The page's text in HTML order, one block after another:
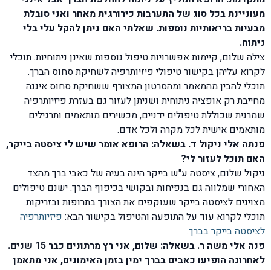
מעוניינת בכל סוג של התערבות כירורגית מאחר ואני סובלת
מבעיות בריאותיות נוספות. שאלתי האם ניתן להקל עלי בלי
ניתוח.
צילה שלום, קיימות אפשרויות טיפול נוספות שאינן ניתוחיות. תוכלי
לקרוא עליהן בקישור טיפולי פיזיותרפיה לשחיקת סחוס הברך.
תוכלי להבין מהמאמר ומהסרטון המצורף ששחיקת סחוס איננה
מחייבת רק אופציה ניתוחית ושניתן לעזור גם בעזרת פיזיותרפיה
שמרנית שכוללת טיפולים ידניים, מכשירים מותאמים ותרגילים
מותאמים אישית לכל מקרה ולכל אדם.
פנתה אלי ניקול ד. בשאלה: הרופא אומר שיש לי ציסטה בייקר,
האם תוכל לעזור לי?
ניקול שלום, ציסטה ע"ש בייקר הינה בעיה של כאבי ברך מהצד
האחורי שמלווה גם בנפיחות ובקושי בכיפוף הברך. ישנם טיפולים
מצוינים לציסטה בייקר שעוקפים את הצורך בתרופות ובזריקות.
תוכלי לקרוא עוד על התופעה והטיפול בקישור הבא: פיזיותרפיה
לציסטה בייקר בברך.
פנה אלי משה ר. בשאלה: שלום, אני רץ מרתונים כבר 15 שנים.
לאחרונה הופיעו כאבים בברך ימין בזמן האימונים, אני מתאמן